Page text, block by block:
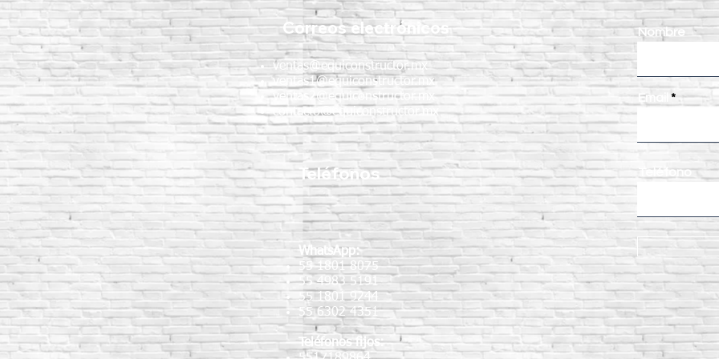
recomendaciones para obras
de concreto
del concreto
un
Correos electrónicos
ventas@equiconstructor.mx
ventas1@equiconstructor.mx
ventas2@equiconstructor.mx
contacto@equiconstructor.mx
Teléfonos
WhatsApp:
55 1801 8075
55 4983 5191
55 1801 9244
55 6302 4351
Teléfonos fijos:
Nombre
Email
Teléfono